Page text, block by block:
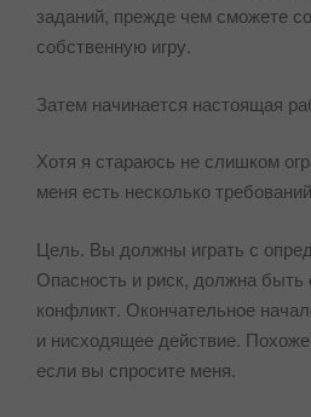
заданий, прежде чем сможете
собственную игру.
Затем начинается настоящая
Хотя я стараюсь не слишком
меня есть несколько
Цель. Вы должны играть с
Опасность и риск, должна быть
конфликт. Окончательное
и нисходящее действие.
если вы спросите меня.